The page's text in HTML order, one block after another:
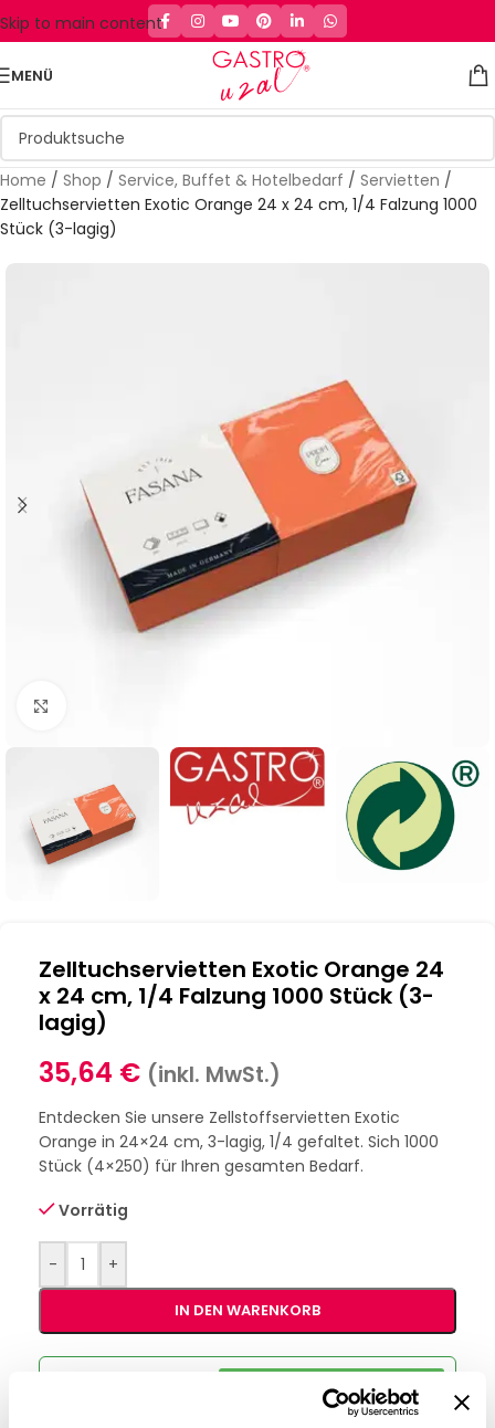
Skip to main content
MENÜ
Home / Shop / Service, Buffet & Hotelbedarf / Servietten /
Zelltuchservietten Exotic Orange 24 x 24 cm, 1/4 Falzung 1000
Stück (3-lagig)
Zelltuchservietten Exotic Orange 24
x 24 cm, 1/4 Falzung 1000 Stück (3-
lagig)
35,64 € (inkl. MwSt.)
Entdecken Sie unsere Zellstoffservietten Exotic
Orange in 24×24 cm, 3-lagig, 1/4 gefaltet. Sich 1000
Stück (4×250) für Ihren gesamten Bedarf.
Vorrätig
- +
IN DEN WARENKORB
B2B-Angebot
anfordern